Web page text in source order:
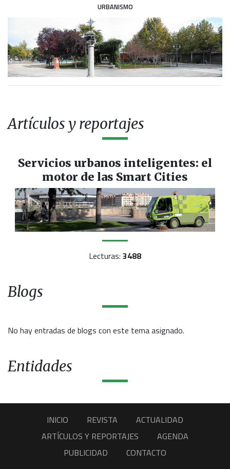
URBANISMO
Artículos y reportajes
Servicios urbanos inteligentes: el
motor de las Smart Cities
Lecturas: 3488
Blogs
No hay entradas de blogs con este tema asignado.
Entidades
INICIO REVISTA
ACTUALIDAD
ARTÍCULOS Y REPORTAJES
AGENDA
PUBLICIDAD
CONTACTO